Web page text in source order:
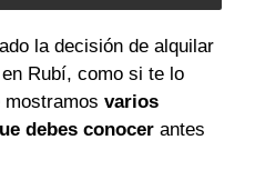
la decisión de alquilar
Rubí, como si te lo
varios
debes conocer antes